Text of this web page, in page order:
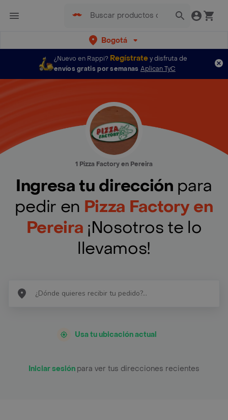
Bogotá
¿Nuevo en Rappi? Regístratey disfruta de
envíos gratis por semanas Aplican TyC
1 Pizza Factory en Pereira
Ingresa tu dirección para
pedir en Pizza Factory en
Pereira ¡Nosotros te lo
llevamos!
Usa tu ubicación actual
Iniciar sesión para ver tus direcciones recientes